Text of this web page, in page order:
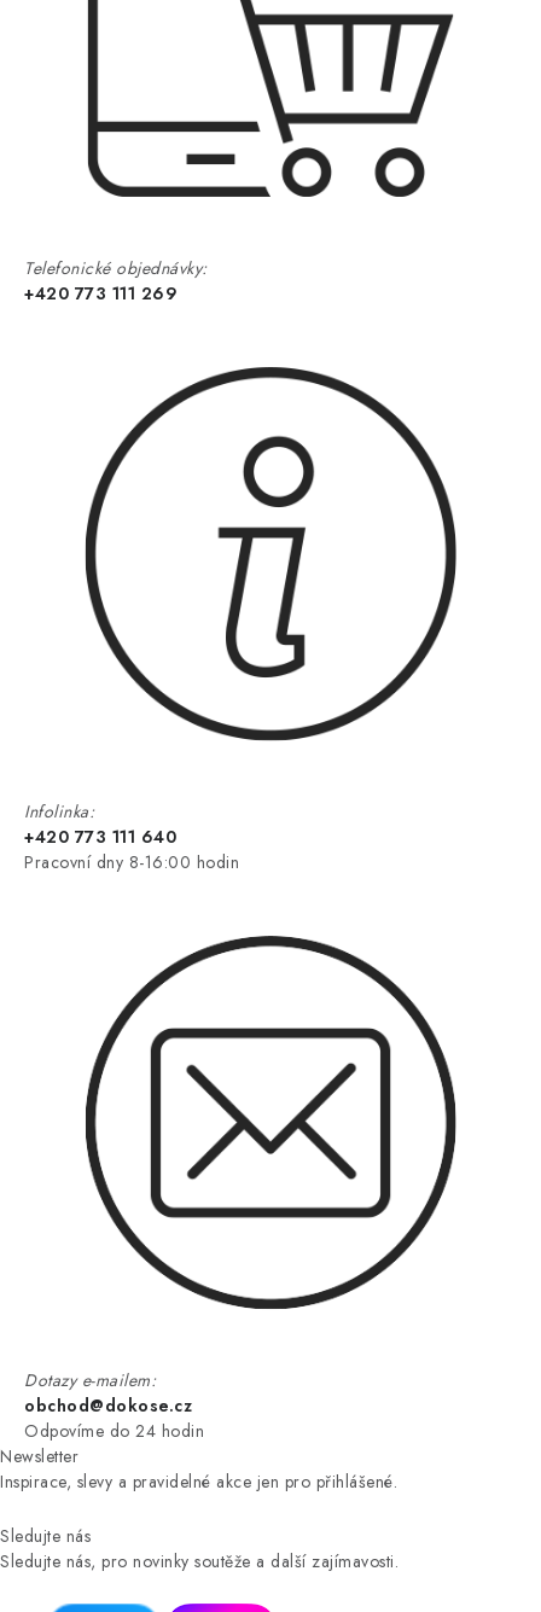
Telefonické objednávky:
+420 773 111 269
Infolinka:
+420 773 111 640
Pracovní dny 8-16:00 hodin
Dotazy e-mailem:
obchod@dokose.cz
Odpovíme do 24 hodin
Newsletter
Inspirace, slevy a pravidelné akce jen pro přihlášené.
Sledujte nás
Sledujte nás, pro novinky soutěže a další zajímavosti.